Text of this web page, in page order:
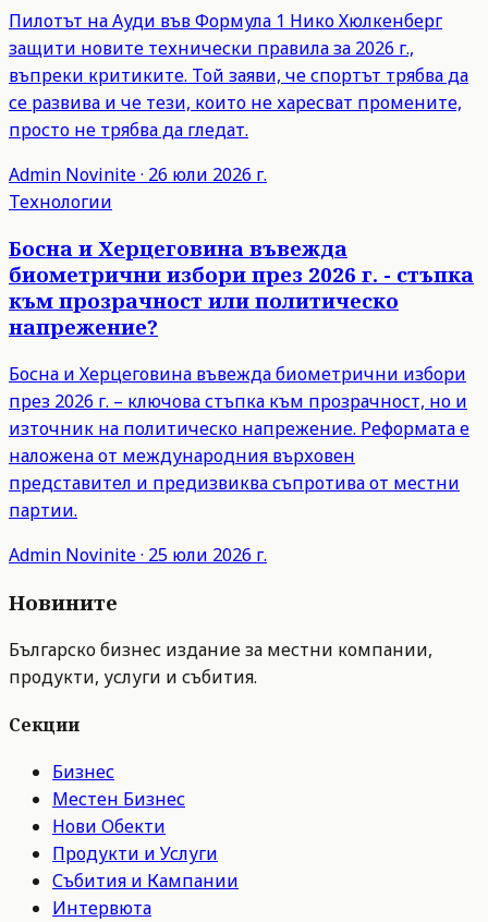
Пилотът на Ауди във Формула 1 Нико Хюлкенберг
защити новите технически правила за 2026 г.,
въпреки критиките. Той заяви, че спортът трябва да
се развива и че тези, които не харесват промените,
просто не трябва да гледат.
Admin Novinite· 26 юли 2026 г.
Технологии
Босна и Херцеговина въвежда
биометрични избори през 2026 г. - стъпка
към прозрачност или политическо
напрежение?
Босна и Херцеговина въвежда биометрични избори
през 2026 г. – ключова стъпка към прозрачност, но и
източник на политическо напрежение. Реформата е
наложена от международния върховен
представител и предизвиква съпротива от местни
партии.
Admin Novinite· 25 юли 2026 г.
Новините
Българско бизнес издание за местни компании,
продукти, услуги и събития.
Секции
Бизнес
Местен Бизнес
Нови Обекти
Продукти и Услуги
Събития и Кампании
Интервюта